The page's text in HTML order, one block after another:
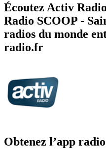
Écoutez Activ
Radio SCOOP -
radios du monde
radio.fr
Obtenez l’app